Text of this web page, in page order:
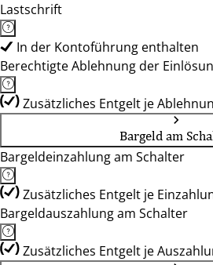
Lastschrift
In der Kontoführung enthalten
Berechtigte Ablehnung der
Zusätzliches Entgelt je
Bargeld am
Bargeldeinzahlung am Schalter
Zusätzliches Entgelt je
Bargeldauszahlung am Schalter
Zusätzliches Entgelt je